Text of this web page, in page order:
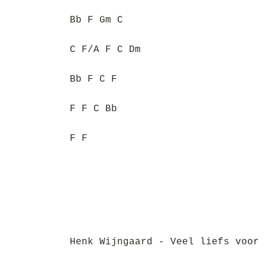
Bb F Gm C
C F/A F C Dm
Bb F C F
F F C Bb
F F
Henk Wijngaard - Veel liefs voor